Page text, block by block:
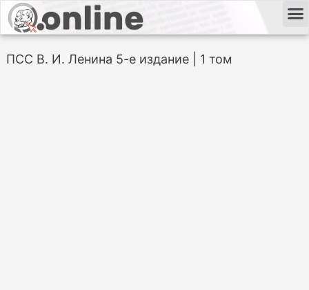
ПСС В. И. Ленина 5-е издание | 1 том